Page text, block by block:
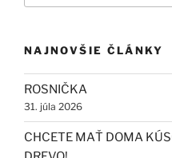
NAJNOVŠIE ČLÁNKY
ROSNIČKA
31. júla 2026
CHCETE MAŤ DOMA